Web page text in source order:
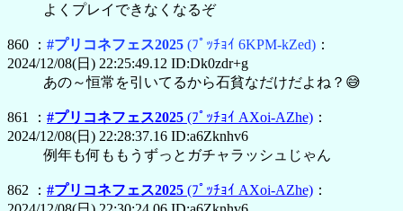
よくプレイできなくなるぞ
860 ： #プリコネフェス2025 (ﾌﾟｯﾁｮｲ 6KPM-kZed) ：
2024/12/08(日) 22:25:49.12 ID:Dk0zdr+g
あの～恒常を引いてるから石貧なだけだよね？😅
861 ： #プリコネフェス2025 (ﾌﾟｯﾁｮｲ AXoi-AZhe) ：
2024/12/08(日) 22:28:37.16 ID:a6Zknhv6
例年も何ももうずっとガチャラッシュじゃん
862 ： #プリコネフェス2025 (ﾌﾟｯﾁｮｲ AXoi-AZhe) ：